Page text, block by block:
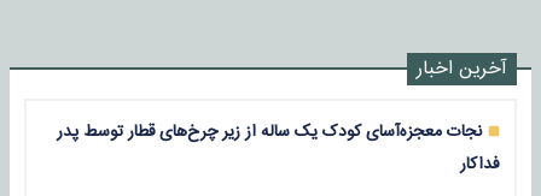
آخرین اخبار
نجات معجزه‌آسای کودک یک ساله از زیر چرخ‌های قطار توسط پدر
فداکار